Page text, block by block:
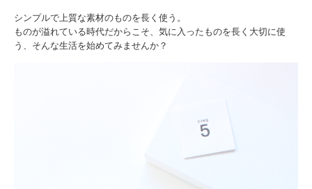
シンプルで上質な素材のものを長く使う。
ものが溢れている時代だからこそ、気に入ったものを長く大切に使
う、そんな生活を始めてみませんか？